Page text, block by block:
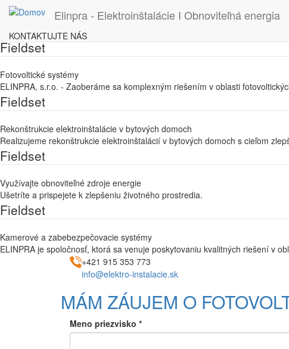
Skočiť
na
obsah
Elinpra - Elektroinštalácie I Obnoviteľná energia
KONTAKTUJTE NÁS
Fieldset
Fotovoltické systémy
ELINPRA, s.r.o. - Zaoberáme sa komplexným riešením v oblasti
Fieldset
Rekonštrukcie elektroinštalácie v bytových domoch
Realizujeme rekonštrukcie elektroinštalácií v bytových domoch s cieľom
Fieldset
Využívajte obnoviteľné zdroje energie
Ušetríte a prispejete k zlepšeniu životného prostredia.
Fieldset
Kamerové a zabebezpečovacie systémy
ELINPRA je spoločnosť, ktorá sa venuje poskytovaniu kvalitných riešení v
+421 915 353 773
info@elektro-instalacie.sk
MÁM ZÁUJEM O
Meno priezvisko *